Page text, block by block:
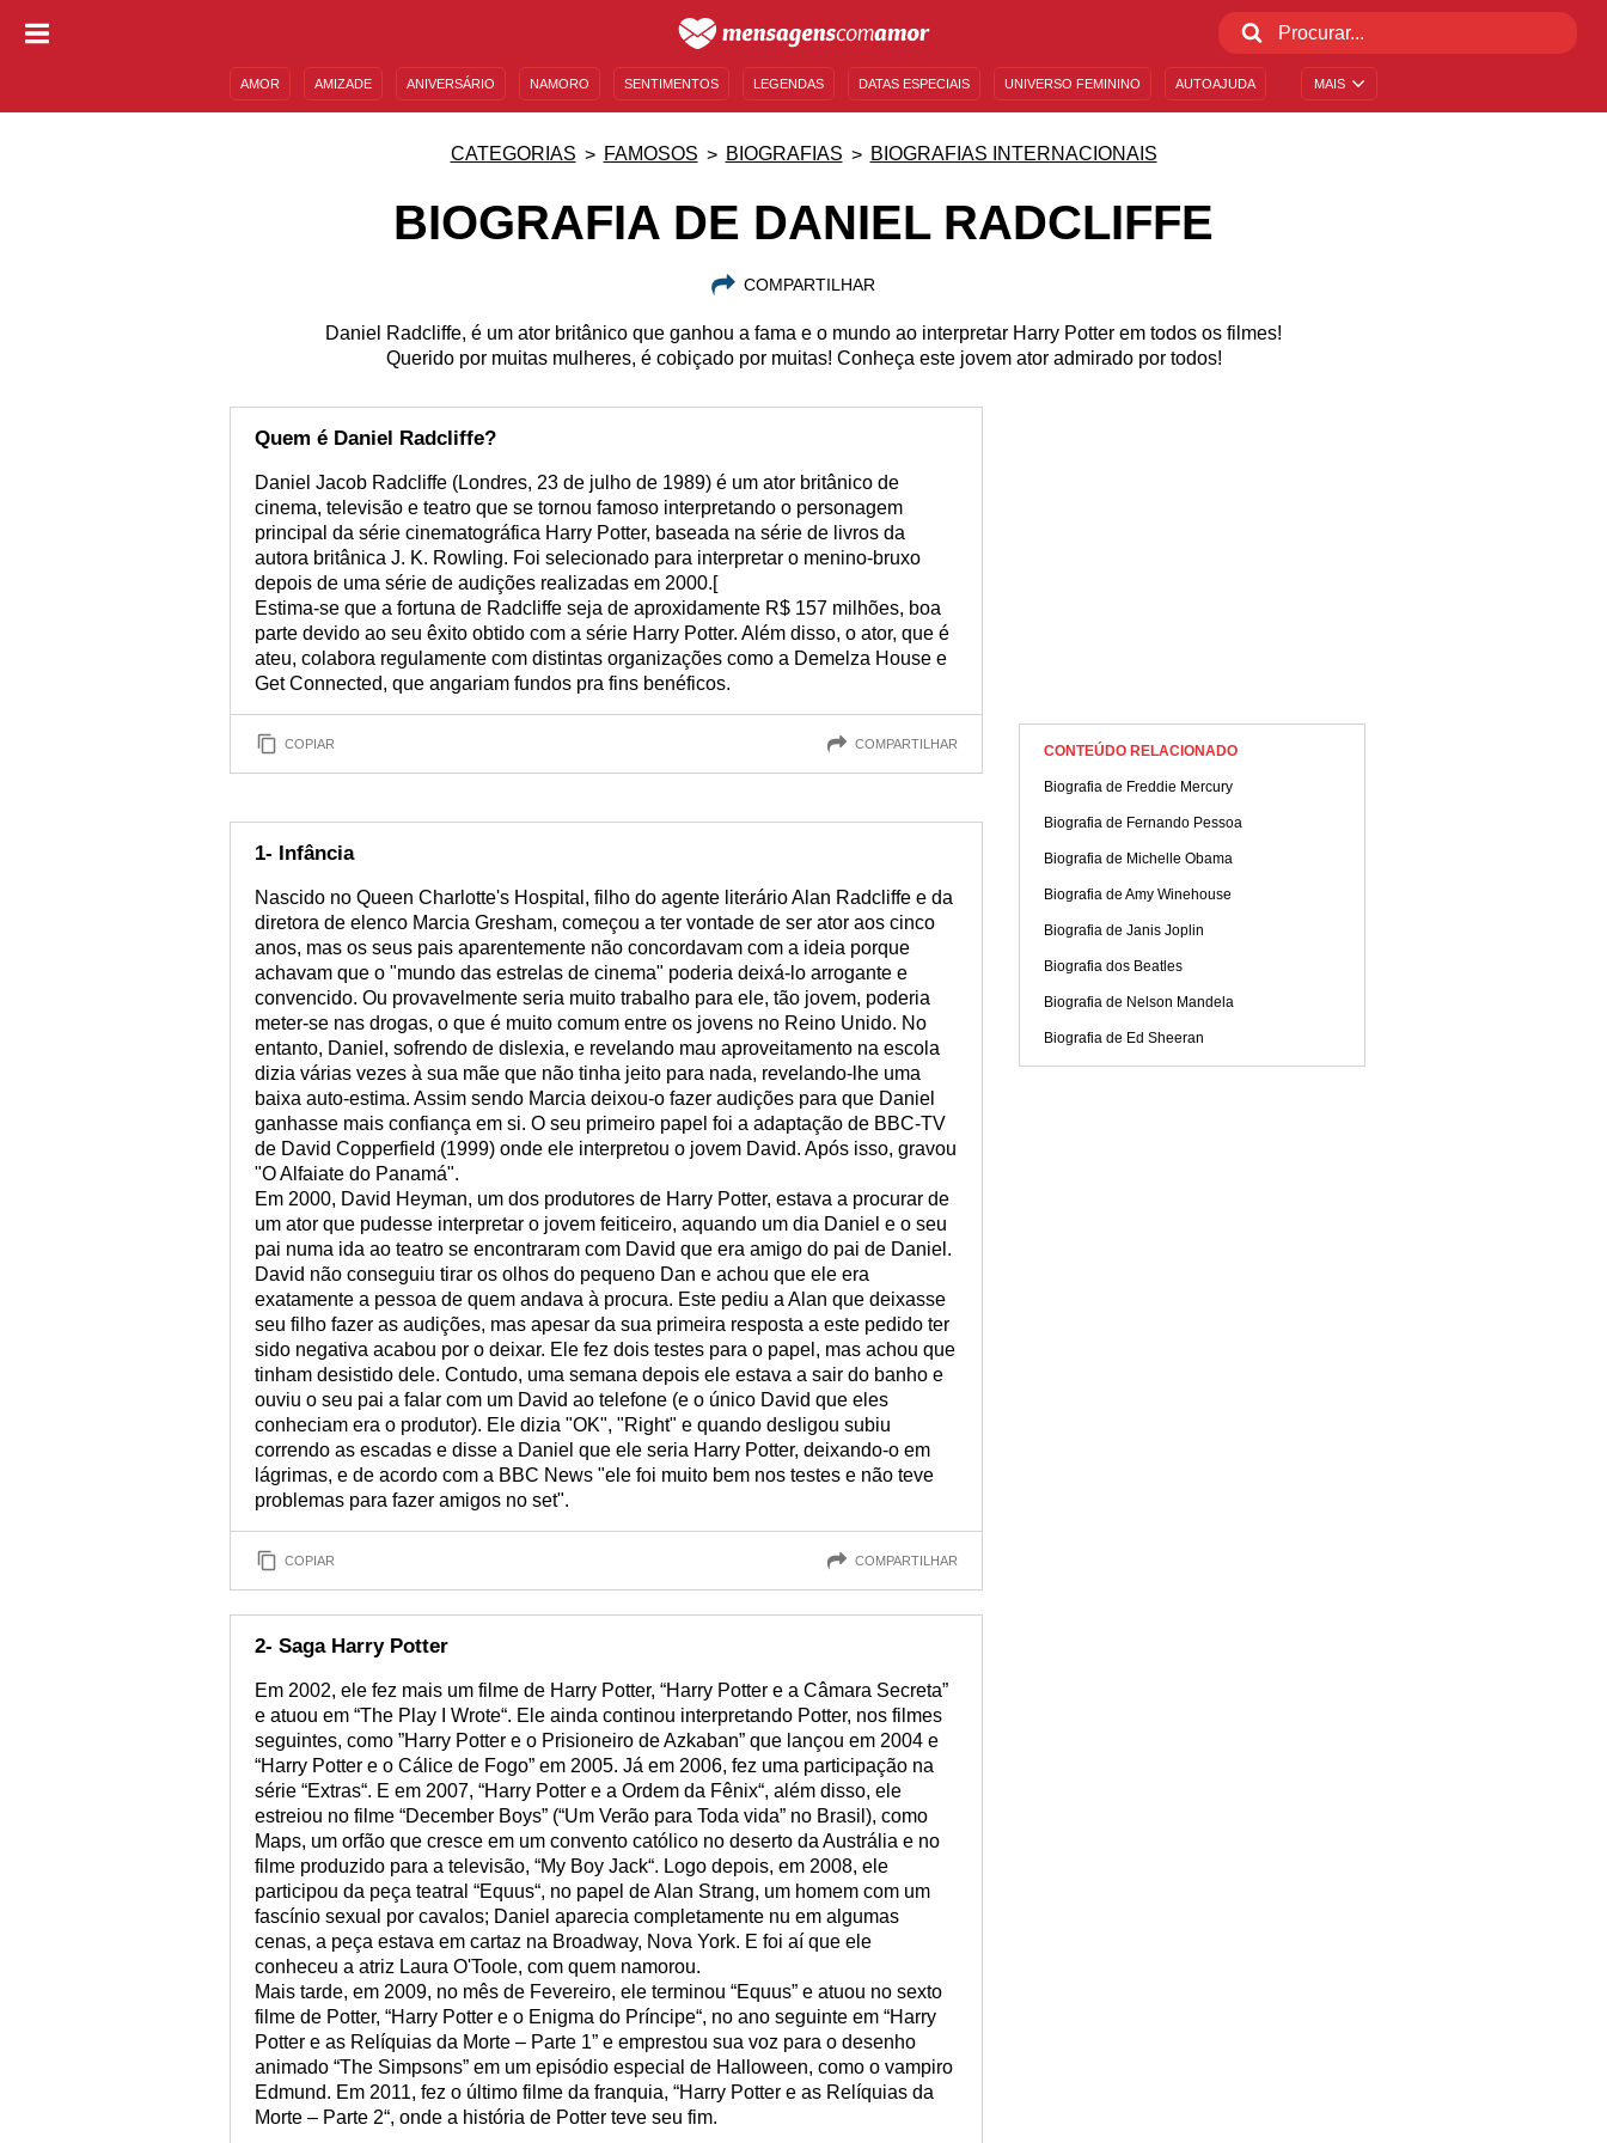
MAIS
AMOR AMIZADE ANIVERSÁRIO NAMORO SENTIMENTOS LEGENDAS DATAS ESPECIAIS UNIVERSO FEMININO AUTOAJUDA
CATEGORIAS FAMOSOS BIOGRAFIAS BIOGRAFIAS INTERNACIONAIS
BIOGRAFIA DE DANIEL RADCLIFFE
COMPARTILHAR
Daniel Radcliffe, é um ator britânico que ganhou a fama e o mundo ao interpretar Harry Potter em todos os filmes!
Querido por muitas mulheres, é cobiçado por muitas! Conheça este jovem ator admirado por todos!
Quem é Daniel Radcliffe?
Daniel Jacob Radcliffe (Londres, 23 de julho de 1989) é um ator britânico de
cinema, televisão e teatro que se tornou famoso interpretando o personagem
principal da série cinematográfica Harry Potter, baseada na série de livros da
autora britânica J. K. Rowling. Foi selecionado para interpretar o menino-bruxo
depois de uma série de audições realizadas em 2000.[
Estima-se que a fortuna de Radcliffe seja de aproxidamente R$ 157 milhões, boa
parte devido ao seu êxito obtido com a série Harry Potter. Além disso, o ator, que é
ateu, colabora regulamente com distintas organizações como a Demelza House e
Get Connected, que angariam fundos pra fins benéficos.
COPIAR COMPARTILHAR
1- Infância
Nascido no Queen Charlotte's Hospital, filho do agente literário Alan Radcliffe e da
diretora de elenco Marcia Gresham, começou a ter vontade de ser ator aos cinco
anos, mas os seus pais aparentemente não concordavam com a ideia porque
achavam que o "mundo das estrelas de cinema" poderia deixá-lo arrogante e
convencido. Ou provavelmente seria muito trabalho para ele, tão jovem, poderia
meter-se nas drogas, o que é muito comum entre os jovens no Reino Unido. No
entanto, Daniel, sofrendo de dislexia, e revelando mau aproveitamento na escola
dizia várias vezes à sua mãe que não tinha jeito para nada, revelando-lhe uma
baixa auto-estima. Assim sendo Marcia deixou-o fazer audições para que Daniel
ganhasse mais confiança em si. O seu primeiro papel foi a adaptação de BBC-TV
de David Copperfield (1999) onde ele interpretou o jovem David. Após isso, gravou
"O Alfaiate do Panamá".
Em 2000, David Heyman, um dos produtores de Harry Potter, estava a procurar de
um ator que pudesse interpretar o jovem feiticeiro, aquando um dia Daniel e o seu
pai numa ida ao teatro se encontraram com David que era amigo do pai de Daniel.
David não conseguiu tirar os olhos do pequeno Dan e achou que ele era
exatamente a pessoa de quem andava à procura. Este pediu a Alan que deixasse
seu filho fazer as audições, mas apesar da sua primeira resposta a este pedido ter
sido negativa acabou por o deixar. Ele fez dois testes para o papel, mas achou que
tinham desistido dele. Contudo, uma semana depois ele estava a sair do banho e
ouviu o seu pai a falar com um David ao telefone (e o único David que eles
conheciam era o produtor). Ele dizia "OK", "Right" e quando desligou subiu
correndo as escadas e disse a Daniel que ele seria Harry Potter, deixando-o em
lágrimas, e de acordo com a BBC News "ele foi muito bem nos testes e não teve
problemas para fazer amigos no set".
COPIAR COMPARTILHAR
2- Saga Harry Potter
Em 2002, ele fez mais um filme de Harry Potter, “Harry Potter e a Câmara Secreta”
e atuou em “The Play I Wrote“. Ele ainda continou interpretando Potter, nos filmes
seguintes, como ”Harry Potter e o Prisioneiro de Azkaban” que lançou em 2004 e
“Harry Potter e o Cálice de Fogo” em 2005. Já em 2006, fez uma participação na
série “Extras“. E em 2007, “Harry Potter e a Ordem da Fênix“, além disso, ele
estreiou no filme “December Boys” (“Um Verão para Toda vida” no Brasil), como
Maps, um orfão que cresce em um convento católico no deserto da Austrália e no
filme produzido para a televisão, “My Boy Jack“. Logo depois, em 2008, ele
participou da peça teatral “Equus“, no papel de Alan Strang, um homem com um
fascínio sexual por cavalos; Daniel aparecia completamente nu em algumas
cenas, a peça estava em cartaz na Broadway, Nova York. E foi aí que ele
conheceu a atriz Laura O'Toole, com quem namorou.
Mais tarde, em 2009, no mês de Fevereiro, ele terminou “Equus” e atuou no sexto
filme de Potter, “Harry Potter e o Enigma do Príncipe“, no ano seguinte em “Harry
Potter e as Relíquias da Morte – Parte 1” e emprestou sua voz para o desenho
animado “The Simpsons” em um episódio especial de Halloween, como o vampiro
Edmund. Em 2011, fez o último filme da franquia, “Harry Potter e as Relíquias da
Morte – Parte 2“, onde a história de Potter teve seu fim.
CONTEÚDO RELACIONADO
Biografia de Freddie Mercury
Biografia de Fernando Pessoa
Biografia de Michelle Obama
Biografia de Amy Winehouse
Biografia de Janis Joplin
Biografia dos Beatles
Biografia de Nelson Mandela
Biografia de Ed Sheeran